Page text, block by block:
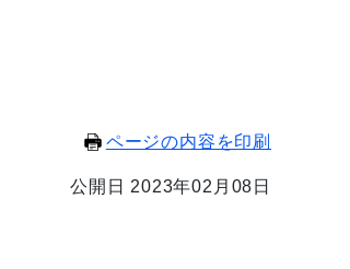
ページの内容を印刷
公開日 2023年02月08日